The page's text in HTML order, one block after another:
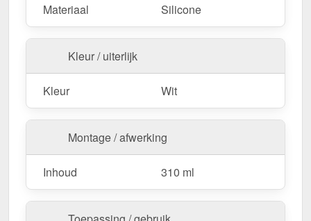
Materiaal Silicone
Kleur / uiterlijk
Kleur Wit
Montage / afwerking
Inhoud 310 ml